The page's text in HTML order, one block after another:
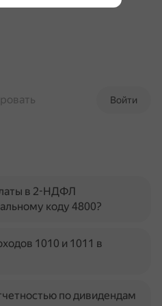
Войти
в 2-НДФЛ
коду 4800?
1010 и 1011 в
по дивидендам